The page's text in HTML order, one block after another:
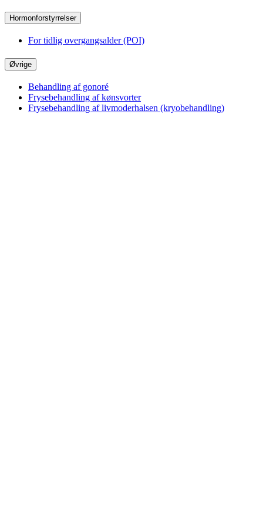
Hormonforstyrrelser
For tidlig overgangsalder (POI)
Øvrige
Behandling af gonoré
Frysebehandling af kønsvorter
Frysebehandling af livmoderhalsen (kryobehandling)